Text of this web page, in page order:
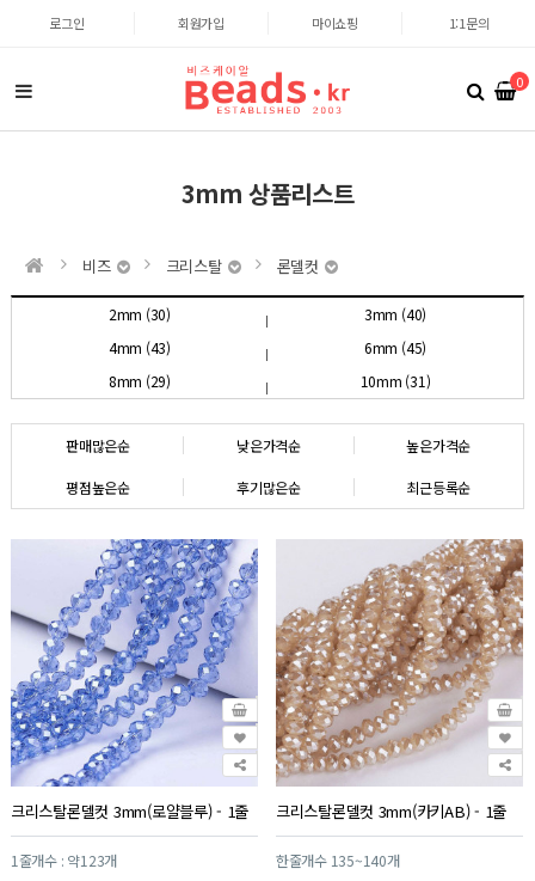
로그인 회원가입 마이쇼핑 1:1문의
0
3mm 상품리스트
비즈 크리스탈 론델컷
2mm (30)
3mm (40)
4mm (43)
6mm (45)
8mm (29)
10mm (31)
판매많은순 낮은가격순 높은가격순
평점높은순 후기많은순 최근등록순
크리스탈론델컷 3mm(로얄블루) - 1줄
1줄개수 : 약123개
크리스탈론델컷 3mm(카키AB) - 1줄
한줄개수 135~140개